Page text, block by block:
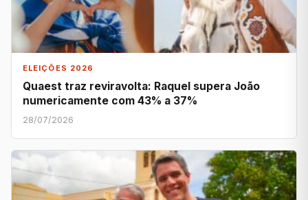
ELEIÇÕES 2026
Quaest traz reviravolta: Raquel supera João
numericamente com 43% a 37%
28/07/2026